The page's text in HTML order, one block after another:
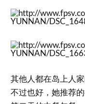
其他人都在岛上人
不过也好，她推荐